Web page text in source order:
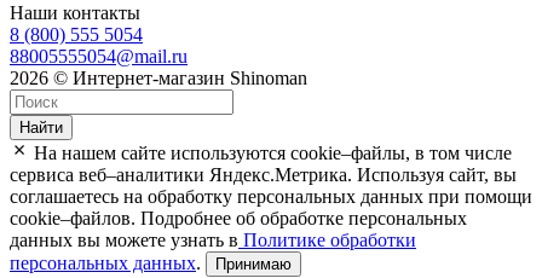
Наши контакты
8 (800) 555 5054
88005555054@mail.ru
2026 © Интернет-магазин Shinoman
Найти
На нашем сайте используются cookie–файлы, в том числе
сервиса веб–аналитики Яндекс.Метрика. Используя сайт, вы
соглашаетесь на обработку персональных данных при помощи
cookie–файлов. Подробнее об обработке персональных
данных вы можете узнать в Политике обработки
персональных данных. Принимаю